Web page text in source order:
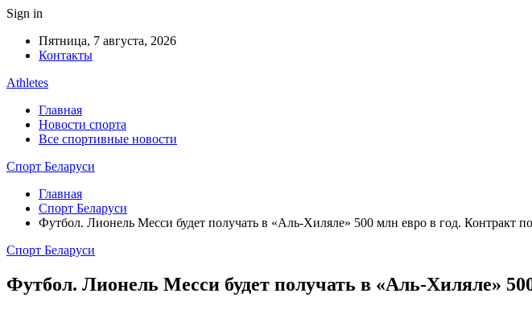
Sign in
Пятница, 7 августа, 2026
Контакты
Athletes
Главная
Новости спорта
Все спортивные новости
Спорт Беларуси
Главная
Спорт Беларуси
Футбол. Лионель Месси будет получать в «Аль-Хиляле» 500 млн евро в год. Контракт
Спорт Беларуси
Футбол. Лионель Месси будет получать в «Аль-Хиляле»